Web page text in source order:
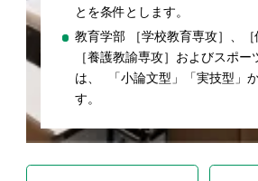
とを条件とします。
教育学部 ［学校教育専攻］、［
［養護教諭専攻］およびスポー
は、 「小論文型」「実技型」
す。